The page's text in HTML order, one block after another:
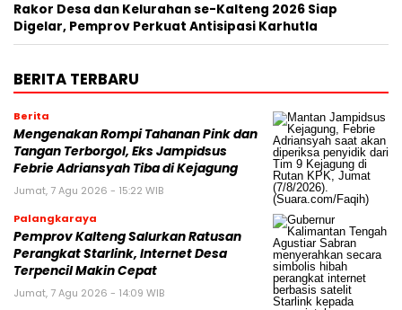
Rakor Desa dan Kelurahan se-Kalteng 2026 Siap
Digelar, Pemprov Perkuat Antisipasi Karhutla
BERITA TERBARU
Berita
Mengenakan Rompi Tahanan Pink dan
Tangan Terborgol, Eks Jampidsus
Febrie Adriansyah Tiba di Kejagung
Jumat, 7 Agu 2026 - 15:22 WIB
Palangkaraya
Pemprov Kalteng Salurkan Ratusan
Perangkat Starlink, Internet Desa
Terpencil Makin Cepat
Jumat, 7 Agu 2026 - 14:09 WIB